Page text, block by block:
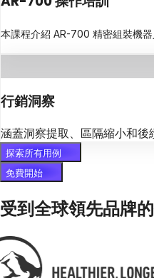
本課程介紹 AR-700 精密組裝機
行銷洞察
涵蓋洞察提取、區隔縮小和後
探索所有用例
免費開始
受到全球領先品牌